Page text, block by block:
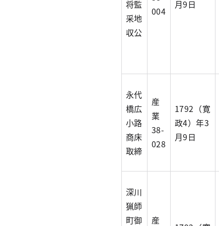
将監
采地
収公
004
月9日
永代
橋広
小路
商床
取締
産
業
38-
028
1792（寛
政4）年3
月9日
深川
猟師
町御
産